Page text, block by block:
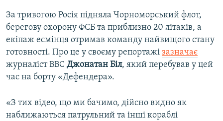
За тривогою Росія підняла Чорноморський флот,
берегову охорону ФСБ та приблизно 20 літаків, а
екіпаж есмінця отримав команду найвищого стану
готовності. Про це у своєму репортажі зазначає
журналіст BBC Джонатан Біл, який перебував у цей
час на борту «Дефендера».
«З тих відео, що ми бачимо, дійсно видно як
наближаються патрульний та інші кораблі